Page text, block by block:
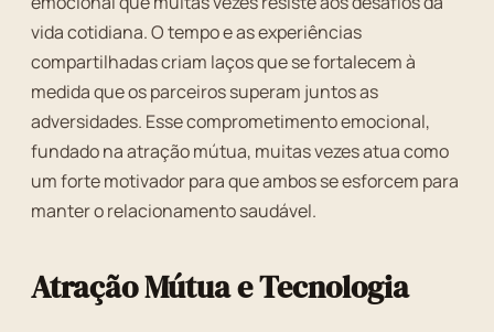
vida cotidiana. O tempo e as experiências
compartilhadas criam laços que se fortalecem à
medida que os parceiros superam juntos as
adversidades. Esse comprometimento emocional,
fundado na atração mútua, muitas vezes atua como
um forte motivador para que ambos se esforcem para
manter o relacionamento saudável.
Atração Mútua e Tecnologia